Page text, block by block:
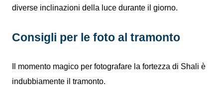
diverse inclinazioni della luce durante il giorno.
Consigli per le foto al tramonto
Il momento magico per fotografare la fortezza di Shali è
indubbiamente il tramonto.